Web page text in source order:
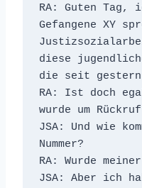
RA: Guten Tag,
Gefangene XY
diese
die seit
RA: Ist doch
wurde um
JSA: Und wie
Nummer?
RA: Wurde
JSA: Aber ich